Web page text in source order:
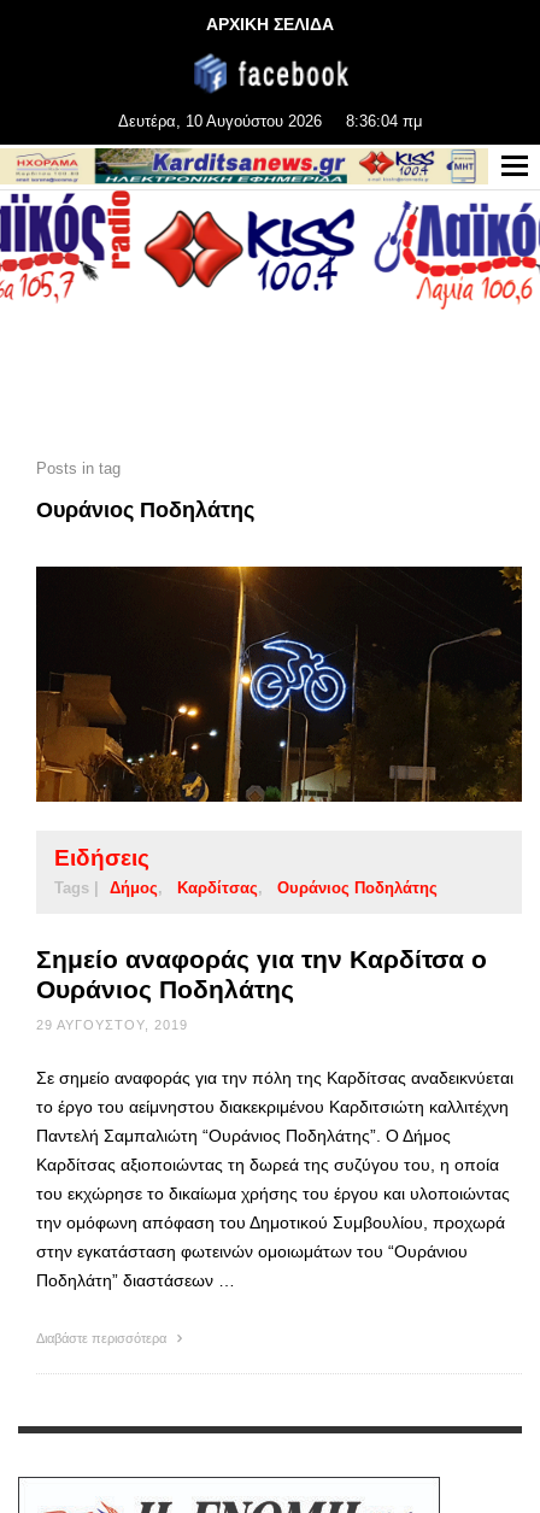
ΑΡΧΙΚΗ ΣΕΛΙΔΑ
Δευτέρα, 10 Αυγούστου 2026 8:36:04 πμ
Posts in tag
Ουράνιος Ποδηλάτης
Ειδήσεις
Tags | Δήμος Καρδίτσας Ουράνιος Ποδηλάτης
Σημείο αναφοράς για την Καρδίτσα ο
Ουράνιος Ποδηλάτης
29 ΑΥΓΟΎΣΤΟΥ, 2019
Σε σημείο αναφοράς για την πόλη της Καρδίτσας αναδεικνύεται
το έργο του αείμνηστου διακεκριμένου Καρδιτσιώτη καλλιτέχνη
Παντελή Σαμπαλιώτη “Ουράνιος Ποδηλάτης”. Ο Δήμος
Καρδίτσας αξιοποιώντας τη δωρεά της συζύγου του, η οποία
του εκχώρησε το δικαίωμα χρήσης του έργου και υλοποιώντας
την ομόφωνη απόφαση του Δημοτικού Συμβουλίου, προχωρά
στην εγκατάσταση φωτεινών ομοιωμάτων του “Ουράνιου
Ποδηλάτη” διαστάσεων …
Διαβάστε περισσότερα